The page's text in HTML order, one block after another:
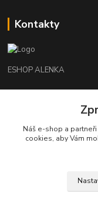
Kontakty
ESHOP ALENKA
+420602541312
orechovka@inmes.cz
Náš e-shop a
cookies, aby Vám